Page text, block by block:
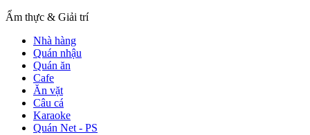
Ẩm thực & Giải trí
Nhà hàng
Quán nhậu
Quán ăn
Cafe
Ăn vặt
Câu cá
Karaoke
Quán Net - PS